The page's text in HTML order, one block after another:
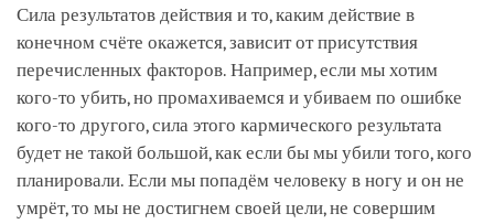
Сила результатов действия и то, каким действие в
конечном счёте окажется, зависит от присутствия
перечисленных факторов. Например, если мы хотим
кого-то убить, но промахиваемся и убиваем по ошибке
кого-то другого, сила этого кармического результата
будет не такой большой, как если бы мы убили того, кого
планировали. Если мы попадём человеку в ногу и он не
умрёт, то мы не достигнем своей цели, не совершим